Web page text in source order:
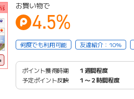
お買い物で
4.5%
何度でも利用可能 友達紹介：10%
ポイント獲得時期
１週間程度
予定ポイント反映
１〜２時間程度